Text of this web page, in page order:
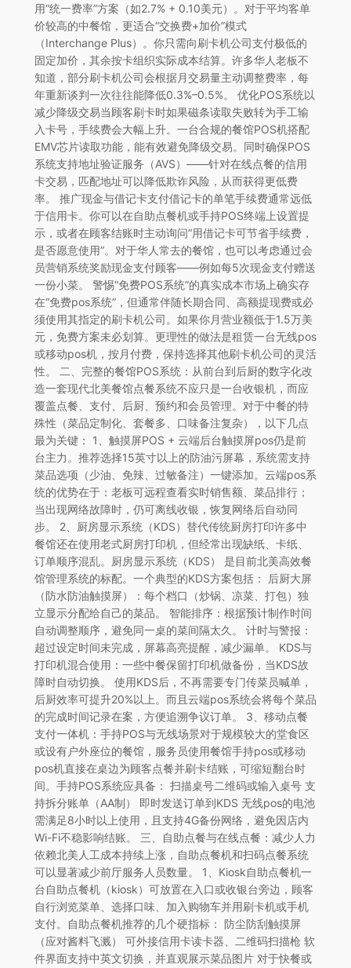
用“统一费率”方案（如2.7% + 0.10美元）。对于平均客单
价较高的中餐馆，更适合“交换费+加价”模式
（Interchange Plus）。你只需向刷卡机公司支付极低的
固定加价，其余按卡组织实际成本结算。许多华人老板不
知道，部分刷卡机公司会根据月交易量主动调整费率，每
年重新谈判一次往往能降低0.3%–0.5%。 优化POS系统以
减少降级交易当顾客刷卡时如果磁条读取失败转为手工输
入卡号，手续费会大幅上升。一台合规的餐馆POS机搭配
EMV芯片读取功能，能有效避免降级交易。同时确保POS
系统支持地址验证服务（AVS）——针对在线点餐的信用
卡交易，匹配地址可以降低欺诈风险，从而获得更低费
率。 推广现金与借记卡支付借记卡的单笔手续费通常远低
于信用卡。你可以在自助点餐机或手持POS终端上设置提
示，或者在顾客结账时主动询问“用借记卡可节省手续费，
是否愿意使用”。对于华人常去的餐馆，也可以考虑通过会
员营销系统奖励现金支付顾客——例如每5次现金支付赠送
一份小菜。 警惕“免费POS系统”的真实成本市场上确实存
在“免费pos系统”，但通常伴随长期合同、高额提现费或必
须使用其指定的刷卡机公司。如果你月营业额低于1.5万美
元，免费方案未必划算。更理性的做法是租赁一台无线pos
或移动pos机，按月付费，保持选择其他刷卡机公司的灵活
性。 二、完整的餐馆POS系统：从前台到后厨的数字化改
造一套现代北美餐馆点餐系统不应只是一台收银机，而应
覆盖点餐、支付、后厨、预约和会员管理。对于中餐的特
殊性（菜品定制化、套餐多、口味备注复杂），以下几点
最为关键： 1、触摸屏POS + 云端后台触摸屏pos仍是前
台主力。推荐选择15英寸以上的防油污屏幕，系统需支持
菜品选项（少油、免辣、过敏备注）一键添加。云端pos系
统的优势在于：老板可远程查看实时销售额、菜品排行；
当出现网络故障时，仍可离线收银，恢复网络后自动同
步。 2、厨房显示系统（KDS）替代传统厨房打印许多中
餐馆还在使用老式厨房打印机，但经常出现缺纸、卡纸、
订单顺序混乱。厨房显示系统（KDS） 是目前北美高效餐
馆管理系统的标配。一个典型的KDS方案包括： 后厨大屏
（防水防油触摸屏）：每个档口（炒锅、凉菜、打包）独
立显示分配给自己的菜品。 智能排序：根据预计制作时间
自动调整顺序，避免同一桌的菜间隔太久。 计时与警报：
超过设定时间未完成，屏幕高亮提醒，减少漏单。 KDS与
打印机混合使用：一些中餐保留打印机做备份，当KDS故
障时自动切换。 使用KDS后，不再需要专门传菜员喊单，
后厨效率可提升20%以上。而且云端pos系统会将每个菜品
的完成时间记录在案，方便追溯争议订单。 3、移动点餐
支付一体机：手持POS与无线场景对于规模较大的堂食区
或设有户外座位的餐馆，服务员使用餐馆手持pos或移动
pos机直接在桌边为顾客点餐并刷卡结账，可缩短翻台时
间。手持POS系统应具备： 扫描桌号二维码或输入桌号 支
持拆分账单（AA制） 即时发送订单到KDS 无线pos的电池
需满足8小时以上使用，且支持4G备份网络，避免因店内
Wi-Fi不稳影响结账。 三、自助点餐与在线点餐：减少人力
依赖北美人工成本持续上涨，自助点餐机和扫码点餐系统
可以显著减少前厅服务人员数量。 1、Kiosk自助点餐机一
台自助点餐机（kiosk）可放置在入口或收银台旁边，顾客
自行浏览菜单、选择口味、加入购物车并用刷卡机或手机
支付。自助点餐机推荐的几个硬指标： 防尘防刮触摸屏
（应对酱料飞溅） 可外接信用卡读卡器、二维码扫描枪 软
件界面支持中英文切换，并直观展示菜品图片 对于快餐或